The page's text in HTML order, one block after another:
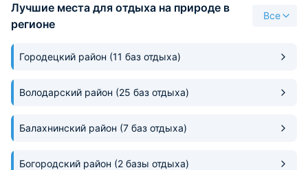
и объяснила. Было очень приятно.
Уборка и вынос мусора
На первом этаже кулер,
Впечатления остались хорошие.
ухаживать за
показали, как
равномерно,
Лучшие места для отдыха на природе в
регионе
Все
Городецкий район (11 баз отдыха)
Володарский район (25 баз отдыха)
Балахнинский район (7 баз отдыха)
Богородский район (2 базы отдыха)